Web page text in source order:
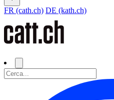
FR (cath.ch) DE (kath.ch)